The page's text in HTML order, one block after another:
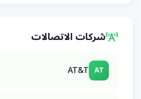
شركات الاتصالات
AT
AT&T